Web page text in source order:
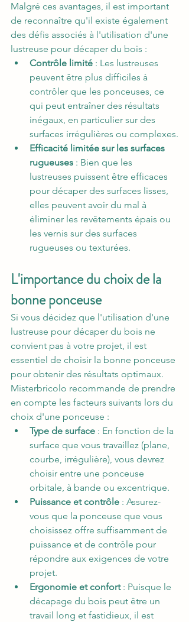
Malgré ces avantages, il est important
de reconnaître qu'il existe également
des défis associés à l'utilisation d'une
lustreuse pour décaper du bois :
Contrôle limité : Les lustreuses
peuvent être plus difficiles à
contrôler que les ponceuses, ce
qui peut entraîner des résultats
inégaux, en particulier sur des
surfaces irrégulières ou complexes.
Efficacité limitée sur les surfaces
rugueuses : Bien que les
lustreuses puissent être efficaces
pour décaper des surfaces lisses,
elles peuvent avoir du mal à
éliminer les revêtements épais ou
les vernis sur des surfaces
rugueuses ou texturées.
L'importance du choix de la
bonne ponceuse
Si vous décidez que l'utilisation d'une
lustreuse pour décaper du bois ne
convient pas à votre projet, il est
essentiel de choisir la bonne ponceuse
pour obtenir des résultats optimaux.
Misterbricolo recommande de prendre
en compte les facteurs suivants lors du
choix d'une ponceuse :
Type de surface : En fonction de la
surface que vous travaillez (plane,
courbe, irrégulière), vous devrez
choisir entre une ponceuse
orbitale, à bande ou excentrique.
Puissance et contrôle : Assurez-
vous que la ponceuse que vous
choisissez offre suffisamment de
puissance et de contrôle pour
répondre aux exigences de votre
projet.
Ergonomie et confort : Puisque le
décapage du bois peut être un
travail long et fastidieux, il est